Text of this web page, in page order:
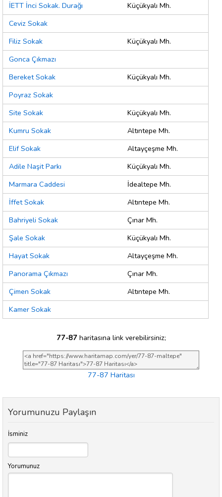
İETT İnci Sokak. Durağı
Küçükyalı Mh.
Ceviz Sokak
Filiz Sokak
Küçükyalı Mh.
Gonca Çıkmazı
Bereket Sokak
Küçükyalı Mh.
Poyraz Sokak
Site Sokak
Küçükyalı Mh.
Kumru Sokak
Altıntepe Mh.
Elif Sokak
Altayçeşme Mh.
Adile Naşit Parkı
Küçükyalı Mh.
Marmara Caddesi
İdealtepe Mh.
İffet Sokak
Altıntepe Mh.
Bahriyeli Sokak
Çınar Mh.
Şale Sokak
Küçükyalı Mh.
Hayat Sokak
Altayçeşme Mh.
Panorama Çıkmazı
Çınar Mh.
Çimen Sokak
Altıntepe Mh.
Kamer Sokak
77-87haritasına link verebilirsiniz;
77-87 Haritası
Yorumunuzu Paylaşın
İsminiz
Yorumunuz